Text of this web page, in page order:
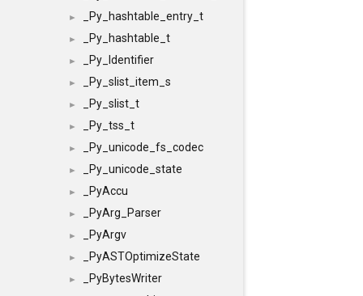
► _Py_hashtable_entry_t
► _Py_hashtable_t
► _Py_Identifier
► _Py_slist_item_s
► _Py_slist_t
► _Py_tss_t
► _Py_unicode_fs_codec
► _Py_unicode_state
► _PyAccu
► _PyArg_Parser
► _PyArgv
► _PyASTOptimizeState
►
_PyBytesWriter